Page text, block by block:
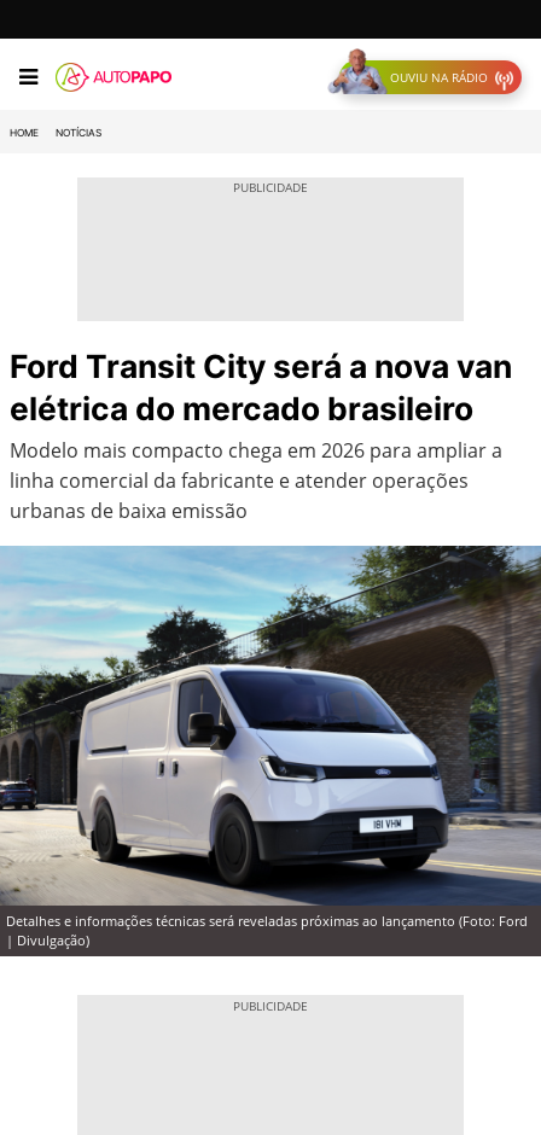
OUVIU NA RÁDIO
HOME NOTÍCIAS
Ford Transit City será a nova van
elétrica do mercado brasileiro
Modelo mais compacto chega em 2026 para ampliar a
linha comercial da fabricante e atender operações
urbanas de baixa emissão
Detalhes e informações técnicas será reveladas próximas ao lançamento (Foto: Ford
| Divulgação)